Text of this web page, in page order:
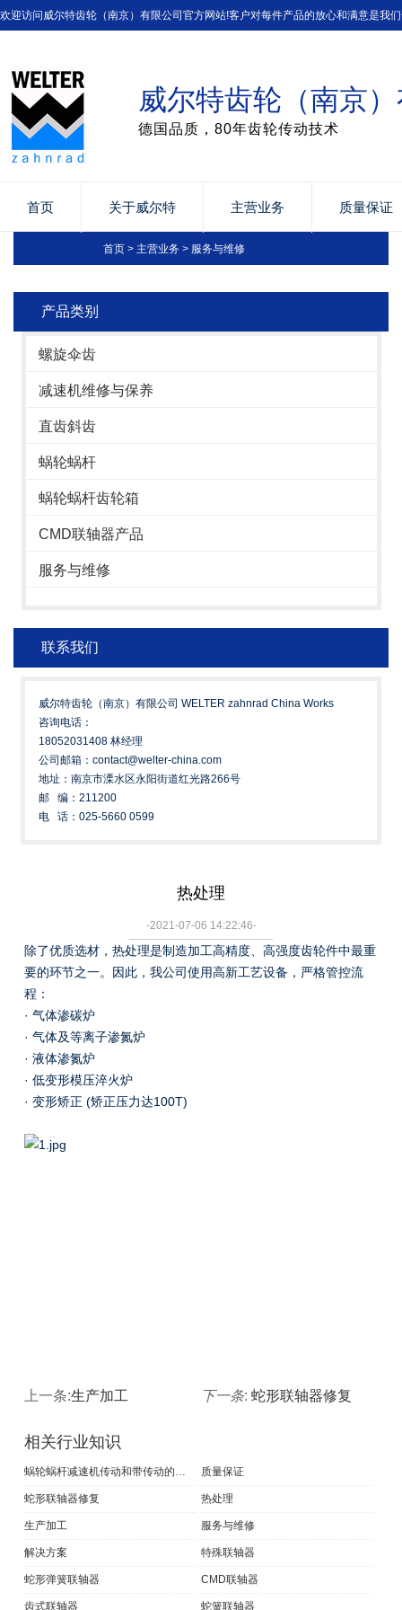
欢迎访问威尔特齿轮（南京）有限公司官方网站!客户对每件产品的放心和满意是我
威尔特齿轮（南京
德国品质，80年齿轮传动技术
首页 关于威尔特 主营业务 质量保证
首页 > 主营业务 > 服务与维修
产品类别
螺旋伞齿
减速机维修与保养
直齿斜齿
蜗轮蜗杆
蜗轮蜗杆齿轮箱
CMD联轴器产品
服务与维修
联系我们
威尔特齿轮（南京）有限公司 WELTER zahnrad China Works
咨询电话：
18052031408 林经理
公司邮箱：contact@welter-china.com
地址：南京市溧水区永阳街道红光路266号
邮 编：211200
电 话：025-5660 0599
热处理
-2021-07-06 14:22:46-
除了优质选材，热处理是制造加工高精度、高强度齿轮件中最重
要的环节之一。因此，我公司使用高新工艺设备，严格管控流
程：
· 气体渗碳炉
· 气体及等离子渗氮炉
· 液体渗氮炉
· 低变形模压淬火炉
· 变形矫正 (矫正压力达100T)
上一条:生产加工 下一条: 蛇形联轴器修复
相关行业知识
蜗轮蜗杆减速机传动和带传动的的特点和区别 质量保证
蛇形联轴器修复 热处理
生产加工 服务与维修
解决方案 特殊联轴器
蛇形弹簧联轴器 CMD联轴器
齿式联轴器 蛇簧联轴器